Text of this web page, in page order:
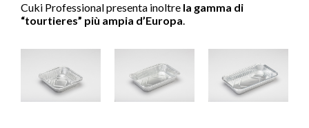
Cuki Professional presenta inoltre la gamma di
“tourtieres” più ampia d’Europa.